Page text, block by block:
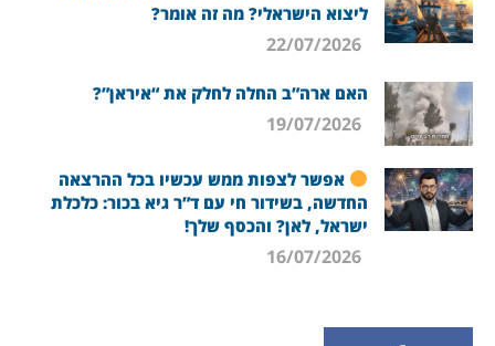
ליצוא הישראלי? מה זה אומר?
האם ארה”ב החלה לחלק את “איראן”?
אפשר לצפות ממש עכשיו בכל ההרצאה
החדשה, בשידור חי עם ד”ר גיא בכור: כלכלת
ישראל, לאן? והכסף שלך!